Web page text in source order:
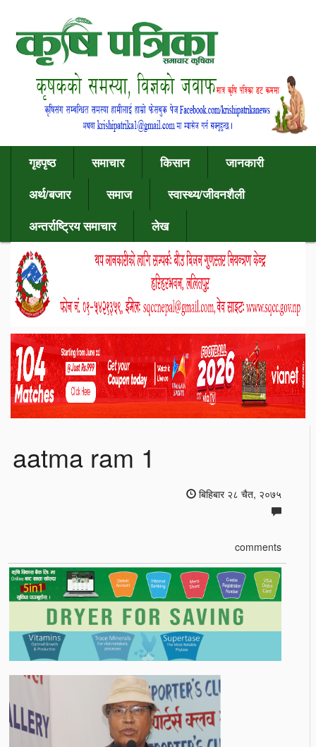
गृहपृष्ठ समाचार किसान
जानकारी
अर्थ/बजार
समाज
स्वास्थ्य/जीवनशैली
अन्तर्राष्ट्रिय समाचार
लेख
aatma ram 1
बिहिबार २८ चैत, २०७५
comments